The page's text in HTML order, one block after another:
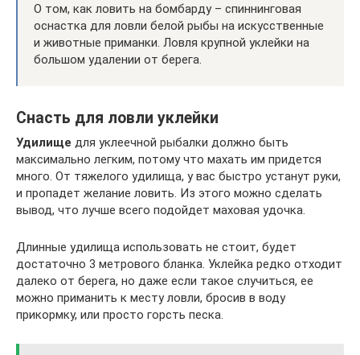
О том, как ловить на бомбарду – спиннинговая
оснастка для ловли белой рыбы на искусственные
и животные приманки. Ловля крупной уклейки на
большом удалении от берега.
Снасть для ловли уклейки
Удилище для уклеечной рыбалки должно быть
максимально легким, потому что махать им придется
много. От тяжелого удилища, у вас быстро устанут руки,
и пропадет желание ловить. Из этого можно сделать
вывод, что лучше всего подойдет маховая удочка.
Длинные удилища использовать не стоит, будет
достаточно 3 метрового бланка. Уклейка редко отходит
далеко от берега, но даже если такое случиться, ее
можно приманить к месту ловли, бросив в воду
прикормку, или просто горсть песка.